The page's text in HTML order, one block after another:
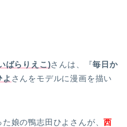
ばらりえこ)さんは、『毎日か
よ さんをモデルに漫画を描い
た娘の鴨志田ひよさんが、西